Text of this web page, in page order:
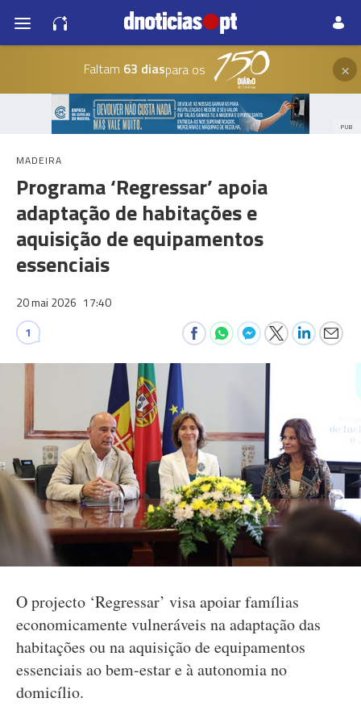
Faltam 63 diaspara os ×
PUB
MADEIRA
Programa ‘Regressar’ apoia
adaptação de habitações e
aquisição de equipamentos
essenciais
20 mai 2026 17:40
1
O projecto ‘Regressar’ visa apoiar famílias
economicamente vulneráveis na adaptação das
habitações ou na aquisição de equipamentos
essenciais ao bem-estar e à autonomia no
domicílio.